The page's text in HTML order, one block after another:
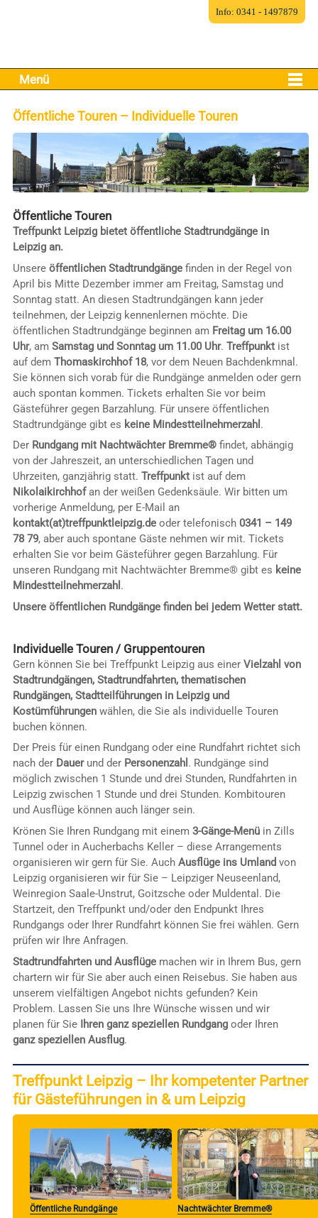
Menü
Öffentliche Touren – Individuelle Touren
Öffentliche Touren
Treffpunkt Leipzig bietet öffentliche Stadtrundgänge in
Leipzig an.
Unsere öffentlichen Stadtrundgängefinden in der Regel von
April bis Mitte Dezember immer am Freitag, Samstag und
Sonntag statt. An diesen Stadtrundgängen kann jeder
teilnehmen, der Leipzig kennenlernen möchte. Die
öffentlichen Stadtrundgänge beginnen am Freitag um 16.00
Uhr, am Samstag und Sonntag um 11.00 Uhr. Treffpunktist
auf dem Thomaskirchhof 18, vor dem Neuen Bachdenkmnal.
Sie können sich vorab für die Rundgänge anmelden oder gern
auch spontan kommen. Tickets erhalten Sie vor beim
Gästeführer gegen Barzahlung. Für unsere öffentlichen
Stadtrundgänge gibt es keine Mindestteilnehmerzahl .
Der Rundgang mit Nachtwächter Bremme®findet, abhängig
von der Jahreszeit, an unterschiedlichen Tagen und
Uhrzeiten, ganzjährig statt. Treffpunktist auf dem
Nikolaikirchhofan der weißen Gedenksäule. Wir bitten um
vorherige Anmeldung, per E-Mail an
kontakt(at)treffpunktleipzig.deoder telefonisch 0341 – 149
78 79, aber auch spontane Gäste nehmen wir mit. Tickets
erhalten Sie vor beim Gästeführer gegen Barzahlung. Für
unseren Rundgang mit Nachtwächter Bremme® gibt es keine
Mindestteilnehmerzahl .
Unsere öffentlichen Rundgänge finden bei jedem Wetter statt.
Individuelle Touren / Gruppentouren
Gern können Sie bei Treffpunkt Leipzig aus einer Vielzahl von
Stadtrundgängen, Stadtrundfahrten, thematischen
Rundgängen, Stadtteilführungen in Leipzig und
Kostümführungenwählen, die Sie als individuelle Touren
buchen können.
Der Preis für einen Rundgang oder eine Rundfahrt richtet sich
nach der Dauerund der Personenzahl . Rundgänge sind
möglich zwischen 1 Stunde und drei Stunden, Rundfahrten in
Leipzig zwischen 1 Stunde und drei Stunden. Kombitouren
und Ausflüge können auch länger sein.
Krönen Sie Ihren Rundgang mit einem 3-Gänge-Menüin Zills
Tunnel oder in Aucherbachs Keller – diese Arrangements
organisieren wir gern für Sie. Auch Ausflüge ins Umland von
Leipzig organisieren wir für Sie – Leipziger Neuseenland,
Weinregion Saale-Unstrut, Goitzsche oder Muldental. Die
Startzeit, den Treffpunkt und/oder den Endpunkt Ihres
Rundgangs oder Ihrer Rundfahrt können Sie frei wählen. Gern
prüfen wir Ihre Anfragen.
Stadtrundfahrten und Ausflügemachen wir in Ihrem Bus, gern
chartern wir für Sie aber auch einen Reisebus. Sie haben aus
unserem vielfältigen Angebot nichts gefunden? Kein
Problem. Lassen Sie uns Ihre Wünsche wissen und wir
planen für Sie Ihren ganz speziellen Rundgangoder Ihren
ganz speziellen Ausflug.
Treffpunkt Leipzig – Ihr kompetenter Partner
für Gästeführungen in & um Leipzig
Öffentliche Rundgänge Nachtwächter Bremme®
Info: 0341 - 1497879